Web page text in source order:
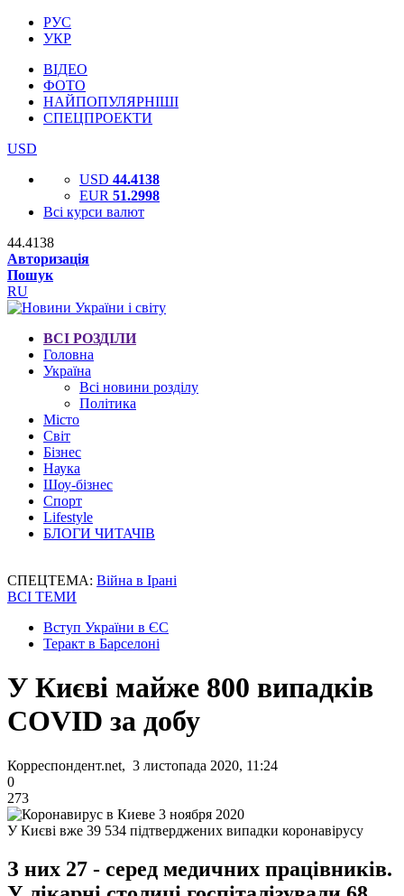
РУС
УКР
ВІДЕО
ФОТО
НАЙПОПУЛЯРНІШІ
СПЕЦПРОЕКТИ
USD
USD 44.4138
EUR 51.2998
Всі курси валют
44.4138
Авторизація
Пошук
RU
ВСІ РОЗДІЛИ
Головна
Україна
Всі новини розділу
Політика
Місто
Світ
Бізнес
Наука
Шоу-бізнес
Спорт
Lifestyle
БЛОГИ ЧИТАЧІВ
СПЕЦТЕМА: Війна в Ірані
ВСІ ТЕМИ
Вступ України в ЄС
Теракт в Барселоні
У Києві майже 800 випадків
COVID за добу
Корреспондент.net, 3 листопада 2020, 11:24
0
273
У Києві вже 39 534 підтверджених випадки коронавірусу
З них 27 - серед медичних працівників.